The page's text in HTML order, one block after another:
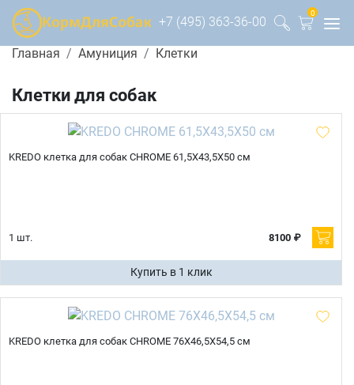
+7 (495) 363-36-00
0
Главная Амуниция Клетки
Клетки для собак
KREDO клетка для собак CHROME 61,5Х43,5Х50 см
1 шт. 8100 ₽
Купить в 1 клик
KREDO клетка для собак CHROME 76Х46,5Х54,5 см